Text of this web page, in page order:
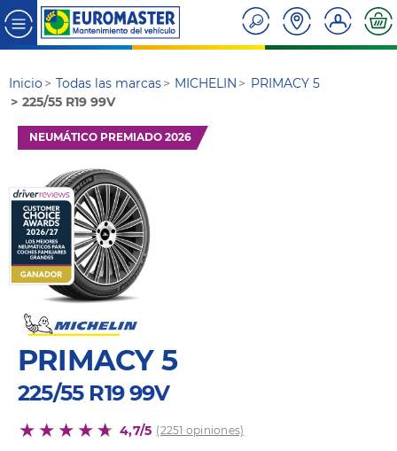
Inicio Todas las marcas MICHELIN
PRIMACY 5
225/55 R19 99V
NEUMÁTICO PREMIADO 2026
PRIMACY 5
225/55 R19 99V
4,7/5 (2251 opiniones)